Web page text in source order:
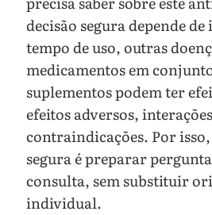
decisão segura depende
tempo de uso, outras
medicamentos em
suplementos podem ter
efeitos adversos,
contraindicações. Por
segura é preparar
consulta, sem substituir
individual.